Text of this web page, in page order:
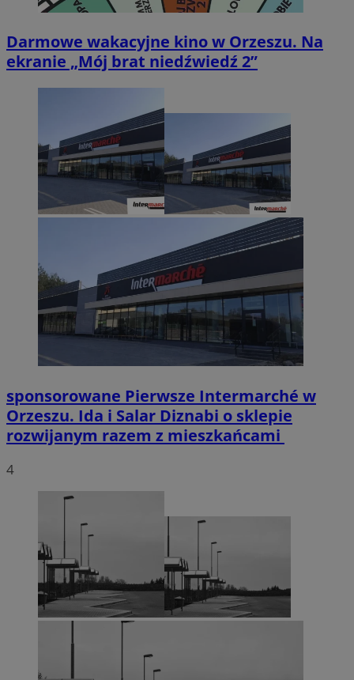
Darmowe wakacyjne kino w Orzeszu. Na
ekranie „Mój brat niedźwiedź 2”
sponsorowane Pierwsze Intermarché w
Orzeszu. Ida i Salar Diznabi o sklepie
rozwijanym razem z mieszkańcami
4